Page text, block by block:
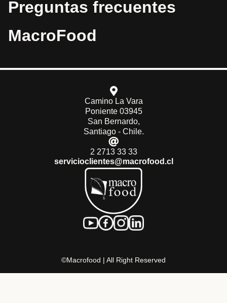
Preguntas frecuentes
MacroFood
Camino La Vara
Poniente 03945
San Bernardo,
Santiago - Chile.
2 2713 33 33
servicioclientes@macrofood.cl
©Macrofood | All Right Reserved